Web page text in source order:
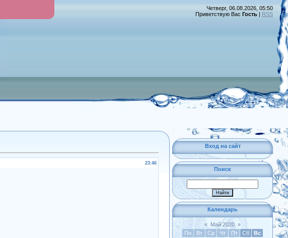
Четверг, 06.08.2026, 05:50
Приветствую Вас Гость | RSS
23:46
Вход на сайт
Поиск
Календарь
« Май 2020 »
Пн
Вт Ср Чт Пт Сб
Вс